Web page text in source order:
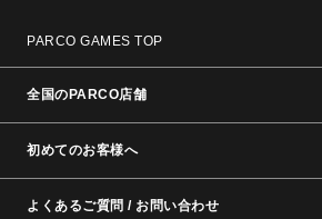
PARCO GAMES TOP
全国のPARCO店舗
初めてのお客様へ
よくあるご質問 / お問い合わせ